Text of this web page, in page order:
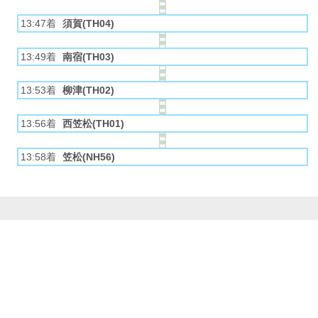
13:47着 須賀(TH04)
13:49着 南宿(TH03)
13:53着 柳津(TH02)
13:56着 西笠松(TH01)
13:58着 笠松(NH56)